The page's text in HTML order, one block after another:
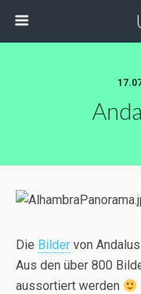
Die Bilder von
Aus den über 800
aussortiert werden